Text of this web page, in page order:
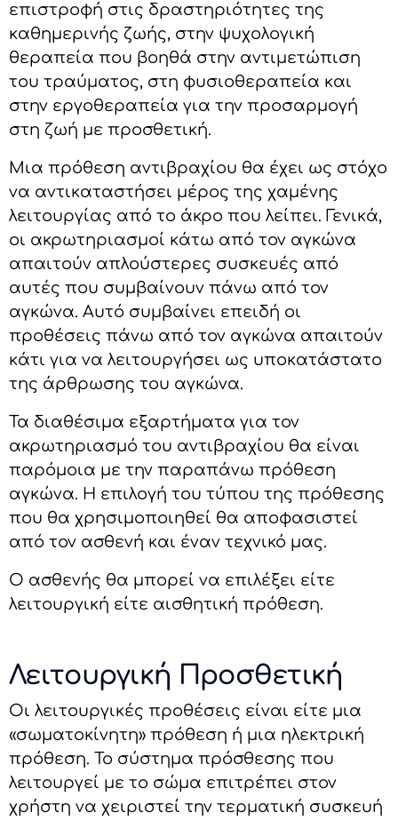
επιστροφή στις δραστηριότητες της
καθημερινής ζωής, στην ψυχολογική
θεραπεία που βοηθά στην αντιμετώπιση
του τραύματος, στη φυσιοθεραπεία και
στην εργοθεραπεία για την προσαρμογή
στη ζωή με προσθετική.
Μια πρόθεση αντιβραχίου θα έχει ως στόχο
να αντικαταστήσει μέρος της χαμένης
λειτουργίας από το άκρο που λείπει. Γενικά,
οι ακρωτηριασμοί κάτω από τον αγκώνα
απαιτούν απλούστερες συσκευές από
αυτές που συμβαίνουν πάνω από τον
αγκώνα. Αυτό συμβαίνει επειδή οι
προθέσεις πάνω από τον αγκώνα απαιτούν
κάτι για να λειτουργήσει ως υποκατάστατο
της άρθρωσης του αγκώνα.
Τα διαθέσιμα εξαρτήματα για τον
ακρωτηριασμό του αντιβραχίου θα είναι
παρόμοια με την παραπάνω πρόθεση
αγκώνα. Η επιλογή του τύπου της πρόθεσης
που θα χρησιμοποιηθεί θα αποφασιστεί
από τον ασθενή και έναν τεχνικό μας.
Ο ασθενής θα μπορεί να επιλέξει είτε
λειτουργική είτε αισθητική πρόθεση.
Λειτουργική Προσθετική
Οι λειτουργικές προθέσεις είναι είτε μια
«σωματοκίνητη» πρόθεση ή μια ηλεκτρική
πρόθεση. Το σύστημα πρόσθεσης που
λειτουργεί με το σώμα επιτρέπει στον
χρήστη να χειριστεί την τερματική συσκευή